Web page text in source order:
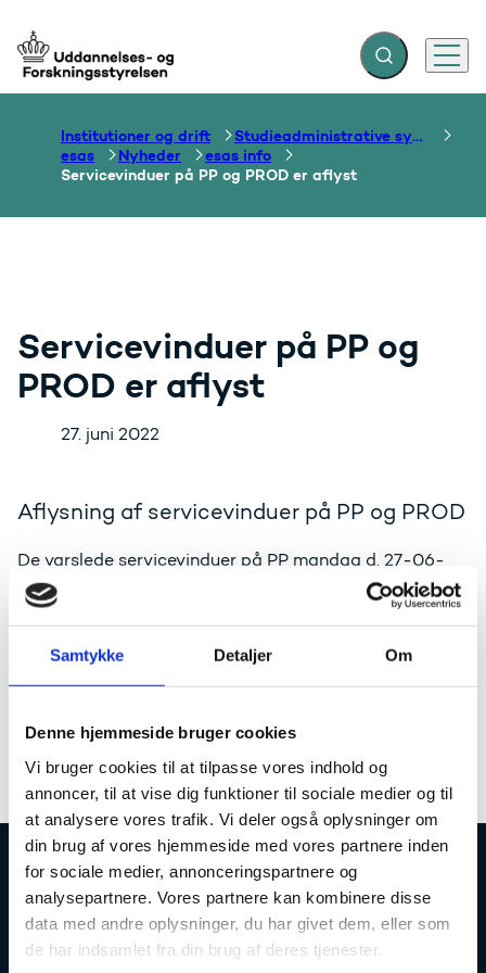
Samtykke Detaljer Om
Denne hjemmeside bruger cookies
Vi bruger cookies til at tilpasse vores indhold og
annoncer, til at vise dig funktioner til sociale medier og til
at analysere vores trafik. Vi deler også oplysninger om
din brug af vores hjemmeside med vores partnere inden
for sociale medier, annonceringspartnere og
analysepartnere. Vores partnere kan kombinere disse
data med andre oplysninger, du har givet dem, eller som
de har indsamlet fra din brug af deres tjenester.
Gå til forsiden Fold søgefelt ud
Menu
Institutioner og drift
Studieadministrative systemer
esas
Nyheder
esas info
Servicevinduer på PP og PROD er aflyst
Servicevinduer på PP og
PROD er aflyst
27. juni 2022
Aflysning af servicevinduer på PP og PROD
De varslede servicevinduer på PP mandag d. 27-06-
2022 og PROD torsdag d. 30-06-2022 er desværre
aflyst.
Der ligger enkelte højtprioriterede sager som vil blive
lagt ud som hotfix.
Vi sender ny besked når planen for hotfix er på plads.
Rettelsen til KOTkontrol vil blive lagt på PP eller PP2
at institutionerne stadig kan teste.
Uddannelses- og Forskningsstyrelsen